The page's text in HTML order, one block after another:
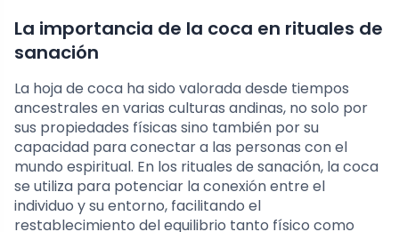
La importancia de la coca en rituales de
sanación
La hoja de coca ha sido valorada desde tiempos
ancestrales en varias culturas andinas, no solo por
sus propiedades físicas sino también por su
capacidad para conectar a las personas con el
mundo espiritual. En los rituales de sanación, la coca
se utiliza para potenciar la conexión entre el
individuo y su entorno, facilitando el
restablecimiento del equilibrio tanto físico como